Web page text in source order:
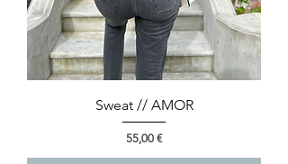
Sweat // AMOR
Preço
55,00 €